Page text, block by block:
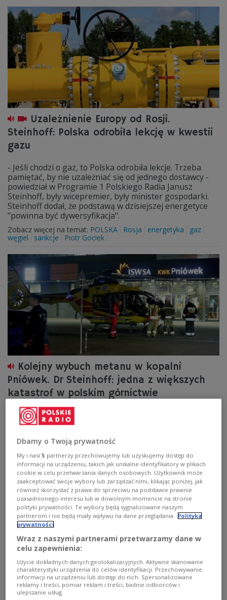
Uzależnienie Europy od Rosji.
Steinhoff: Polska odrobiła lekcję w kwestii
gazu
- Jeśli chodzi o gaz, to Polska odrobiła lekcje. Trzeba
pamiętać, by nie uzależniać się od jednego dostawcy -
powiedział w Programie 1 Polskiego Radia Janusz
Steinhoff, były wicepremier, były minister gospodarki.
Steinhoff dodał, że podstawą w dzisiejszej energetyce
"powinna być dywersyfikacja".
Zobacz więcej na temat: POLSKA Rosja energetyka
gaz
węgiel
sankcje Piotr Gociek
Kolejny wybuch metanu w kopalni
Pniówek. Dr Steinhoff: jedna z większych
katastrof w polskim górnictwie
- Podjęto wszystkie działania, które są w zgodzie z
techniką górniczą i regułami związanymi ze
Radiu 24 ekspert ds. górnictwa dr Janusz Steinhoff, były
minister gospodarki w rządzie Jerzego Buzka.
Zobacz więcej na temat:POLSKA Mirosław Skowron
Polskie Radio 24 wypadek w kopalni
wybuch
jastrzębska spółka węglowa
regiony śląskie
Dbamy o Twoją prywatność
My i nasi5 partnerzy przechowujemy lub uzyskujemy dostęp do
informacji na urządzeniu, takich jak unikalne identyfikatory w plikach
cookie w celu przetwarzania danych osobowych. Użytkownik może
zaakceptować swoje wybory lub zarządzać nimi, klikając poniżej, jak
również skorzystać z prawa do sprzeciwu na podstawie prawnie
uzasadnionego interesu lub w dowolnym momencie na stronie
polityki prywatności. Te wybory będą sygnalizowane naszym
partnerom i nie będą miały wpływu na dane przeglądania.
Polityka
prywatności
Wraz z naszymi partnerami przetwarzamy dane w
celu zapewnienia:
Użycie dokładnych danych geolokalizacyjnych. Aktywne skanowanie
charakterystyki urządzenia do celów identyfikacji. Przechowywanie
informacji na urządzeniu lub dostęp do nich. Spersonalizowane
reklamy i treści, pomiar reklam i treści, badnie odbiorców i
ulepszanie usług.